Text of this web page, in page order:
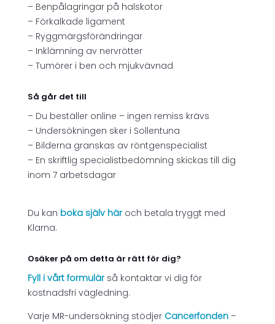
– Benpålagringar på halskotor
– Förkalkade ligament
– Ryggmärgsförändringar
– Inklämning av nervrötter
– Tumörer i ben och mjukvävnad
Så går det till
– Du beställer online – ingen remiss krävs
– Undersökningen sker i Sollentuna
– Bilderna granskas av röntgenspecialist
– En skriftlig specialistbedömning skickas till dig
inom 7 arbetsdagar
Du kan boka själv häroch betala tryggt med
Klarna.
Osäker på om detta är rätt för dig?
Fyll i vårt formulärså kontaktar vi dig för
kostnadsfri vägledning.
Varje MR-undersökning stödjer Cancerfonden–